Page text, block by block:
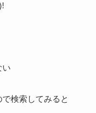
い
検索してみると